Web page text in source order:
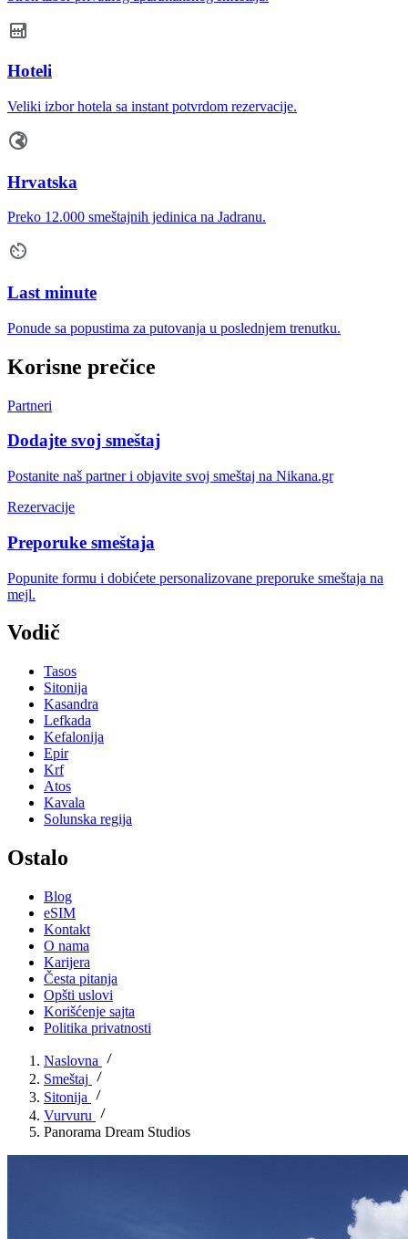
Hoteli
Veliki izbor hotela sa instant potvrdom rezervacije.
Hrvatska
Preko 12.000 smeštajnih jedinica na Jadranu.
Last minute
Ponude sa popustima za putovanja u poslednjem trenutku.
Korisne prečice
Partneri
Dodajte svoj smeštaj
Postanite naš partner i objavite svoj smeštaj na Nikana.gr
Rezervacije
Preporuke smeštaja
Popunite formu i dobićete personalizovane preporuke smeštaja na
mejl.
Vodič
Tasos
Sitonija
Kasandra
Lefkada
Kefalonija
Epir
Krf
Atos
Kavala
Solunska regija
Ostalo
Blog
eSIM
Kontakt
O nama
Karijera
Česta pitanja
Opšti uslovi
Korišćenje sajta
Politika privatnosti
Naslovna
Smeštaj
Sitonija
Vurvuru
Panorama Dream Studios